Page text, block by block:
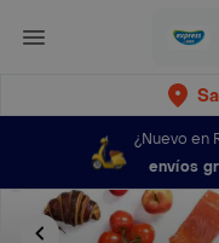
¿Nuevo en
envíos